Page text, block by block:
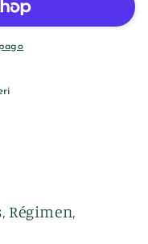
Régimen,